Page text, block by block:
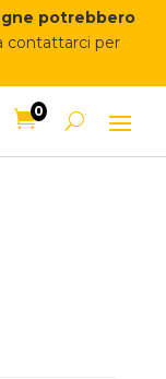
potrebbero
contattarci per
0